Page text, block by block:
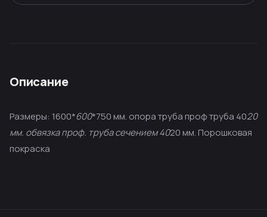
Описание
Размеры: 1600*600*750 мм. опора труба проф труба 4020
мм. обвязка проф. труба сечением 4020 мм. Порошковая
покраска